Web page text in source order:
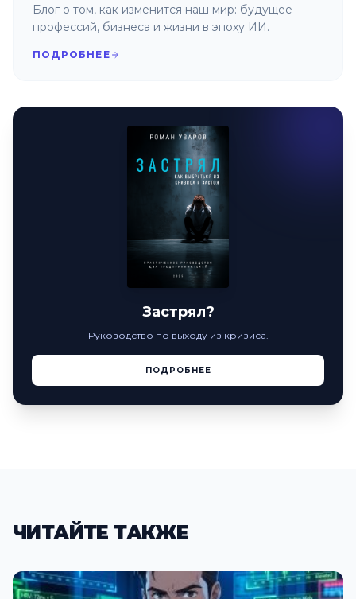
Блог о том, как изменится наш мир: будущее
профессий, бизнеса и жизни в эпоху ИИ.
ПОДРОБНЕЕ
Застрял?
Руководство по выходу из кризиса.
ПОДРОБНЕЕ
ЧИТАЙТЕ ТАКЖЕ